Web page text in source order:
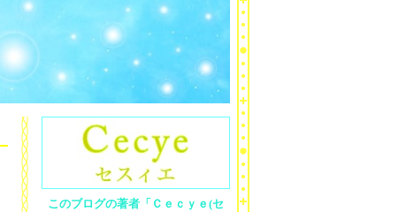
このブログの著者「Ｃｅｃｙｅ(セ